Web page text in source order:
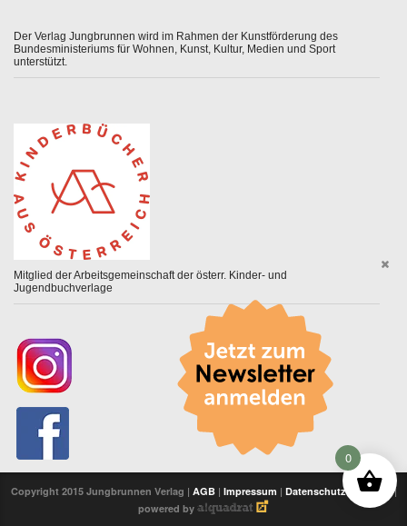
Der Verlag Jungbrunnen wird im Rahmen der Kunstförderung des
Bundesministeriums für Wohnen, Kunst, Kultur, Medien und Sport
unterstützt.
Mitglied der Arbeitsgemeinschaft der österr. Kinder- und
Jugendbuchverlage
Copyright 2015 Jungbrunnen Verlag | AGB| Impressum | Datenschutzerklärung |
powered by
0